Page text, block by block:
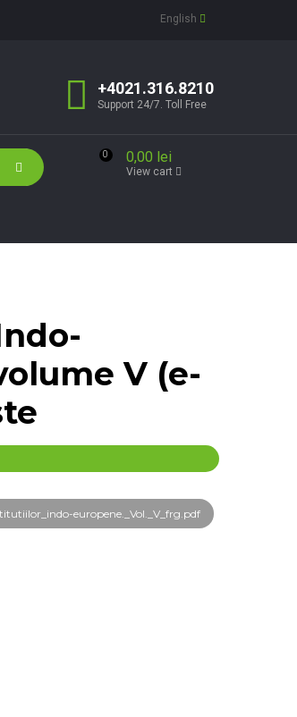
English
+4021.316.8210
Support 24/7. Toll Free
0 0,00 lei
View cart
V (e-
europene._Vol._V_frg.pdf